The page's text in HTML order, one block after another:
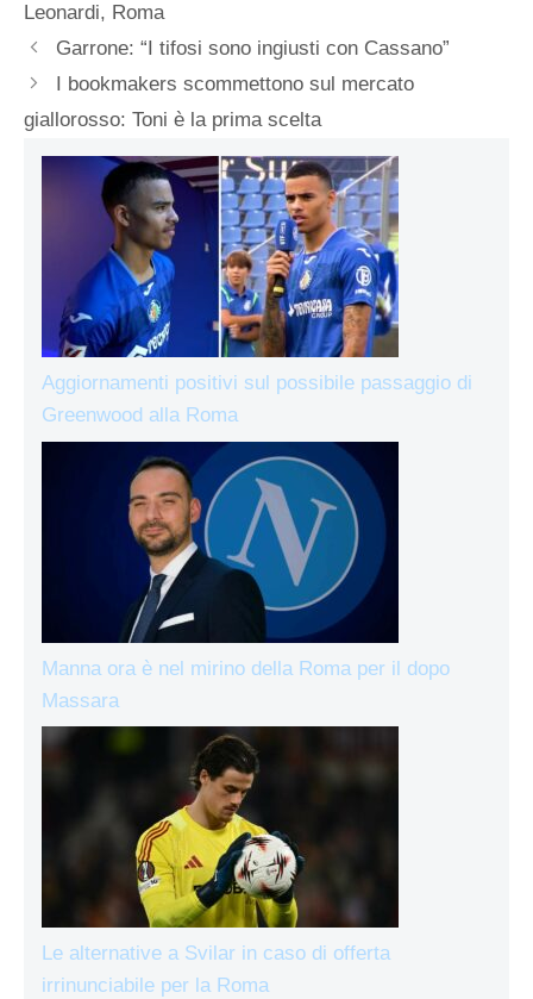
Leonardi, Roma
Garrone: “I tifosi sono ingiusti con Cassano”
I bookmakers scommettono sul mercato
giallorosso: Toni è la prima scelta
Aggiornamenti positivi sul possibile passaggio di
Greenwood alla Roma
Manna ora è nel mirino della Roma per il dopo
Massara
Le alternative a Svilar in caso di offerta
irrinunciabile per la Roma